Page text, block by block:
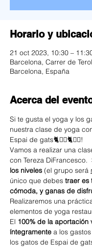
Horario y
21 oct 2023, 10:30 –
Barcelona, Carrer de
Barcelona, España
Acerca del
Si te gusta el yoga y los
nuestra clase de yoga
Espai de gats🐈🧘‍♀️🐈🧘‍♀️!
Vamos a realizar una
con Tereza DiFrancesco.
los niveles (el grupo será
único que debes traer es
cómoda, y ganas de
Realizaremos una
elementos de yoga
El 100% de la aportación
íntegramente a los
los gatos de Espai de